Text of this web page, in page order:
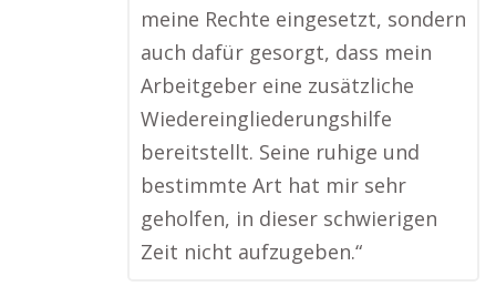
meine Rechte eingesetzt, sondern
auch dafür gesorgt, dass mein
Arbeitgeber eine zusätzliche
Wiedereingliederungshilfe
bereitstellt. Seine ruhige und
bestimmte Art hat mir sehr
geholfen, in dieser schwierigen
Zeit nicht aufzugeben.“